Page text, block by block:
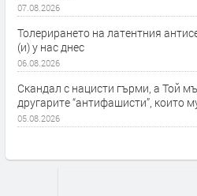
07.08.2026
Толерирането на латентния
(и) у нас днес
06.08.2026
Скандал с нацисти гърми, а Той
другарите “антифашисти”, които
05.08.2026